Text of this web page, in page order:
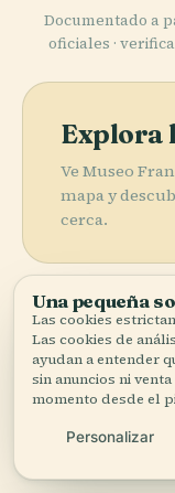
Documentado a
oficiales ·
Explora
Ve Museo
mapa y
cerca.
More
582 lugares por
la pena combinar.
PLACE
Biblioteca
Nacional
República
Checa
Catedral de
Una pequeña
Las cookies
Las cookies de
ayudan a entender
sin anuncios ni
momento desde el
Personalizar